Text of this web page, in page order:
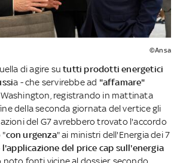
©Ansa
di agire sututti prodotti energetici
a - che servirebbe ad "affamare"
Washington, registrando in mattinata
della seconda giornata del vertice gli
del G7 avrebbero trovato l'accordo
"con urgenza" ai ministri dell'Energia dei 7
del price cap sull'energia